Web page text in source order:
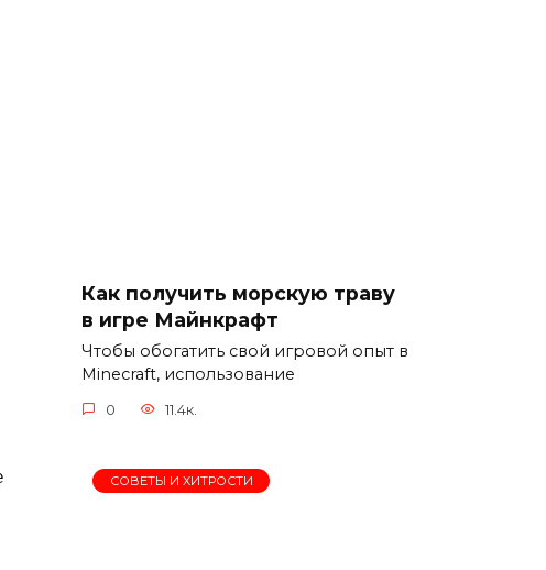
Как получить морскую траву
в игре Майнкрафт
Чтобы обогатить свой игровой опыт в
Minecraft, использование
0 11.4к.
СОВЕТЫ И ХИТРОСТИ